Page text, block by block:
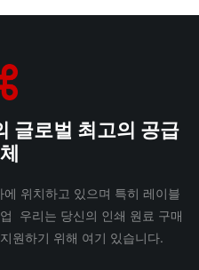
글로벌 최고의 공급
위치하고 있으며 특히 레이블
우리는 당신의 인쇄 원료 구매
원하기 위해 여기 있습니다.